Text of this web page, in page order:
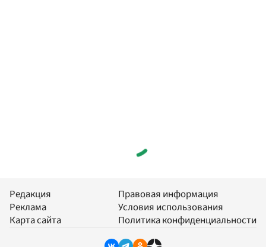
Редакция
Реклама
Карта сайта
Правовая информация
Условия использования
Политика конфиденциальности